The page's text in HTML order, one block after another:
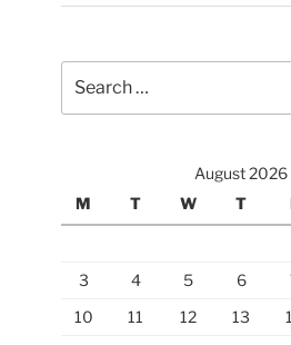
for:
August 2026
M
T W T
3
4 5 6
10
11 12 13